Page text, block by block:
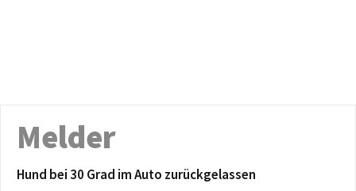
Melder
Hund bei 30 Grad im Auto zurückgelassen